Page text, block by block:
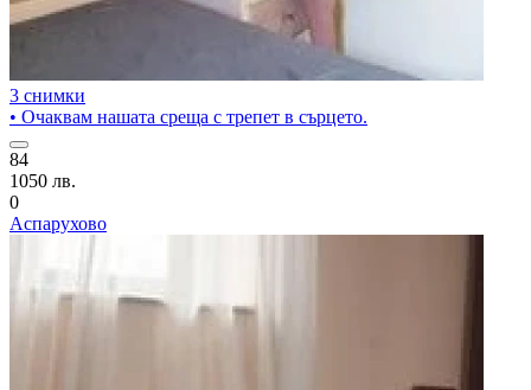
3 снимки
• Очаквам нашата среща с трепет в сърцето.
84
1050 лв.
0
Аспарухово